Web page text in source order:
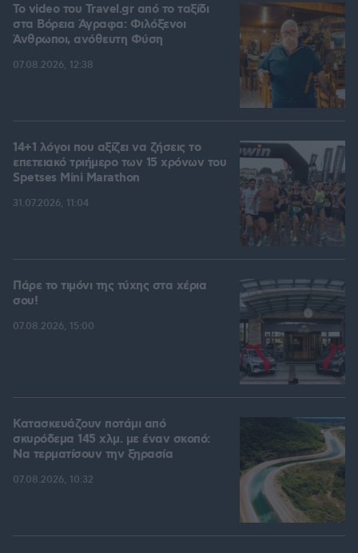
To video του Travel.gr από το ταξίδι
στα Βόρεια Άγραφα: Φιλόξενοι
Άνθρωποι, ανόθευτη Φύση
07.08.2026, 12:38
14+1 λόγοι που αξίζει να ζήσεις το
επετειακό τριήμερο των 15 χρόνων του
Spetses Mini Marathon
31.07.2026, 11:04
Πάρε το τιμόνι της τύχης στα χέρια
σου!
07.08.2026, 15:00
Κατασκευάζουν ποτάμι από
σκυρόδεμα 145 χλμ. με έναν σκοπό:
Να τερματίσουν την ξηρασία
07.08.2026, 10:32